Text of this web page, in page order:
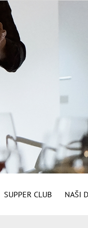
SUPPER CLUB NAŠI